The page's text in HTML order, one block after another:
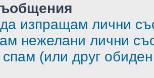
изпращам лични
нежелани лични
(или друг